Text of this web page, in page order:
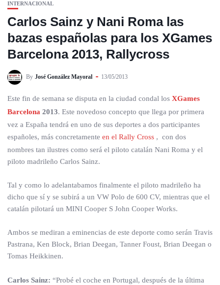
INTERNACIONAL
Carlos Sainz y Nani Roma las
bazas españolas para los XGames
Barcelona 2013, Rallycross
By José González Mayoral 13/05/2013
Este fin de semana se disputa en la ciudad condal los XGames
Barcelona 2013. Este novedoso concepto que llega por primera
vez a España tendrá en uno de sus deportes a dos participantes
españoles, más concretamente en el Rally Cross , con dos
nombres tan ilustres como será el piloto catalán Nani Roma y el
piloto madrileño Carlos Sainz.
Tal y como lo adelantabamos finalmente el piloto madrileño ha
dicho que sí y se subirá a un VW Polo de 600 CV, mientras que el
catalán pilotará un MINI Cooper S John Cooper Works.
Ambos se mediran a eminencias de este deporte como serán Travis
Pastrana, Ken Block, Brian Deegan, Tanner Foust, Brian Deegan o
Tomas Heikkinen.
Carlos Sainz: “Probé el coche en Portugal, después de la última